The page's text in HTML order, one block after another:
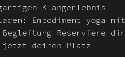
Klangerlebnis
Embodiment yoga mit
Begleitung Reserviere dir
jetzt deinen Platz